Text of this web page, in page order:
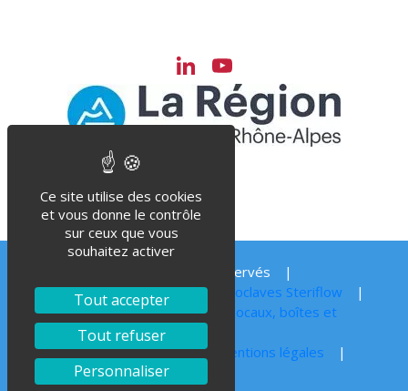
LinkedIn
Channel
© Steriflow 2023 – Tous droits réservés
Vos pièces détachées pour vos autoclaves Steriflow
Autoclave stérilisation conserves, bocaux, boîtes et
barquettes
Politique de Confidentialité
Mentions légales
Plan du site
Ce site utilise des cookies
et vous donne le contrôle
sur ceux que vous
souhaitez activer
Tout accepter
Tout refuser
Personnaliser